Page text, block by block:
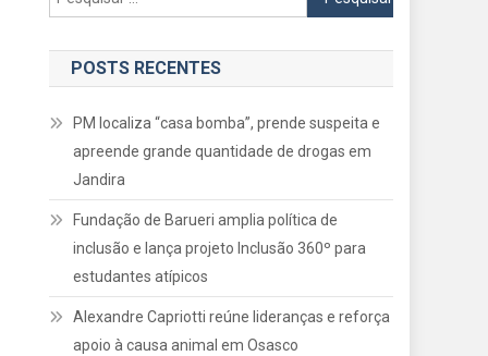
por:
POSTS RECENTES
PM localiza “casa bomba”, prende suspeita e
apreende grande quantidade de drogas em
Jandira
Fundação de Barueri amplia política de
inclusão e lança projeto Inclusão 360º para
estudantes atípicos
Alexandre Capriotti reúne lideranças e reforça
apoio à causa animal em Osasco